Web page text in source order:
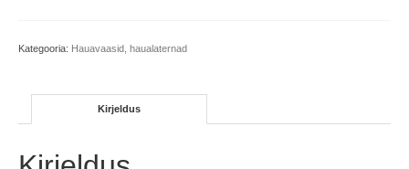
Kategooria: Hauavaasid, haualaternad
Kirjeldus